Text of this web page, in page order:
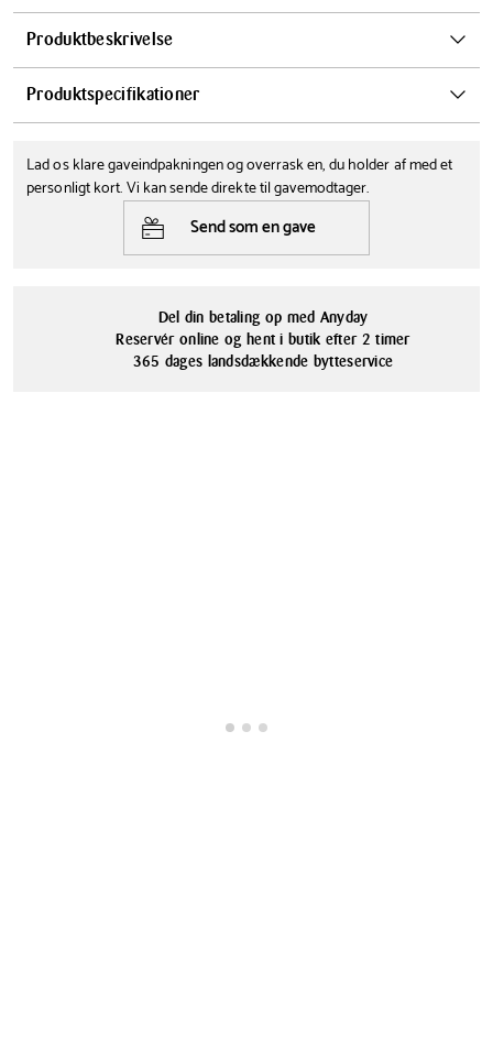
Produktbeskrivelse
Etly Klarborg Nisse Liv er en meget kreativ sjæl. Hun har lavet en fin
Produktspecifikationer
7.5 cm 18 cm
Farve Serie
Klarborg Store Nisser
Lad os klare gaveindpakningen og overrask en, du holder af med et
personligt kort. Vi kan sende direkte til gavemodtager.
Send som en gave
Del din betaling op med Anyday
Reservér online og hent i butik efter 2 timer
365 dages landsdækkende bytteservice